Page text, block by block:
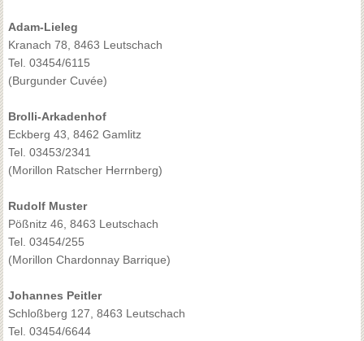
Adam-Lieleg
Kranach 78, 8463 Leutschach
Tel. 03454/6115
(Burgunder Cuvée)
Brolli-Arkadenhof
Eckberg 43, 8462 Gamlitz
Tel. 03453/2341
(Morillon Ratscher Herrnberg)
Rudolf Muster
Pößnitz 46, 8463 Leutschach
Tel. 03454/255
(Morillon Chardonnay Barrique)
Johannes Peitler
Schloßberg 127, 8463 Leutschach
Tel. 03454/6644